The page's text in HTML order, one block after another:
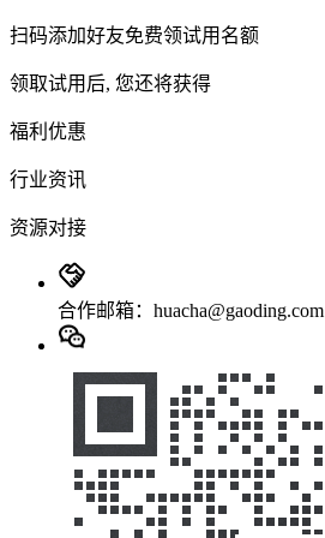
扫码添加好友免费领试用名额
领取试用后, 您还将获得
福利优惠
行业资讯
资源对接
合作邮箱：huacha@gaoding.com